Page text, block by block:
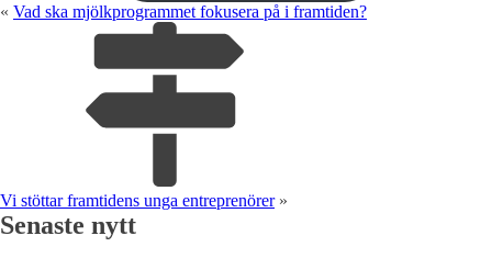
« Vad ska mjölkprogrammet fokusera på i framtiden?
Vi stöttar framtidens unga entreprenörer»
Senaste nytt